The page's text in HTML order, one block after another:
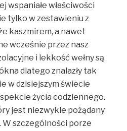
wspaniałe właściwości
tylko w zestawieniu z
kaszmirem, a nawet
wcześnie przez nasz
i lekkość wełny są
dlatego znalazły tak
w dzisiejszym świecie
życia codziennego.
jest niezwykle pożądany
W szczególności porze